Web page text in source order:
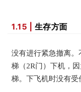
1.15 | 生存方面
没有进行紧急撤离
梯（2R门）下机，
梯。下飞机时没有受